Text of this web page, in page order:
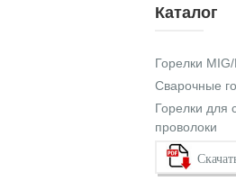
Каталог
Горелки
Сварочные
Горелки для
проволоки